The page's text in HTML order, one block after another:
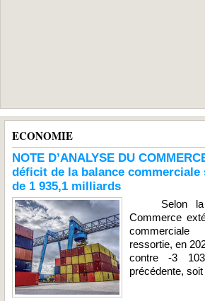
ECONOMIE
NOTE D’ANALYSE DU
déficit de la balance commerciale
de 1 935,1 milliards
Selon la
Commerce
ressortie, en
contre -3
précédente, soit